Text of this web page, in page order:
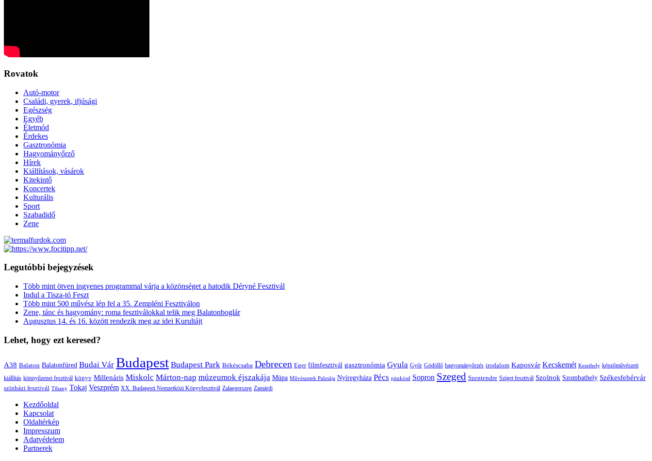
Rovatok
Autó-motor
Családi, gyerek, ifjúsági
Egészség
Egyéb
Életmód
Érdekes
Gasztronómia
Hagyományőrző
Hírek
Kiállítások, vásárok
Kitekintő
Koncertek
Kulturális
Sport
Szabadidő
Zene
Legutóbbi bejegyzések
Több mint ötven ingyenes programmal várja a közönséget a hatodik Déryné Fesztivál
Indul a Tisza-tó Feszt
Több mint 500 művész lép fel a 35. Zempléni Fesztiválon
Zene, tánc és hagyomány: roma fesztiválokkal telik meg Balatonboglár
Augusztus 14. és 16. között rendezik meg az idei Kurultájt
Lehet, hogy ezt keresed?
A38 Balaton Balatonfüred Budai Vár Budapest Budapest Park Békéscsaba Debrecen Eger filmfesztivál gasztronómia Gyula Győr Gödöllő hagyományőrzés irodalom Kaposvár Kecskemét Keszthely képzőművészeti
kiállítás könnyűzenei fesztivál könyv Millenáris Miskolc Márton-nap múzeumok éjszakája Müpa Művészetek Palotája Nyíregyháza Pécs pünkösd Sopron Szeged Szentendre Sziget fesztivál Szolnok Szombathely Székesfehérvár
színházi fesztivál Tihany Tokaj Veszprém XX. Budapesti Nemzetközi Könyvfesztivál Zalaegerszeg Zamárdi
Kezdőoldal
Kapcsolat
Oldaltérkép
Impresszum
Adatvédelem
Partnerek